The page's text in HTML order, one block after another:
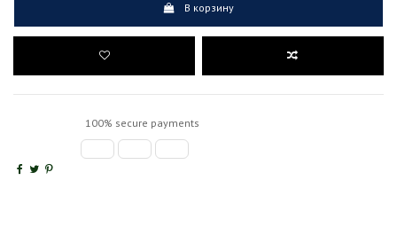
В корзину
100% secure payments